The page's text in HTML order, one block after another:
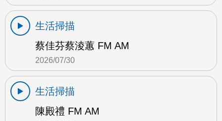
生活掃描
蔡佳芬蔡淩蕙 FM AM
2026/07/30
生活掃描
陳殿禮 FM AM